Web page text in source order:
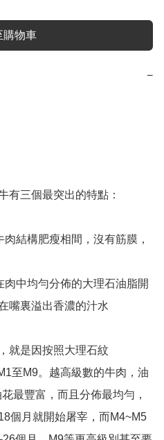
購物車
−
有三個最突出的特點：
結構肥瘦相間，沒有筋膜，
中均勻分佈的大理石油脂開
嘴裏溢出香濃的汁水
就是因按照大理石紋
至M9。越高級數的牛肉，油
最豐富，而且分佈最均勻，
個月就開始屠宰，而M4~M5